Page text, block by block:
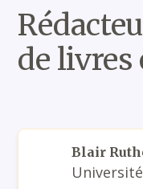
de livres
Blair